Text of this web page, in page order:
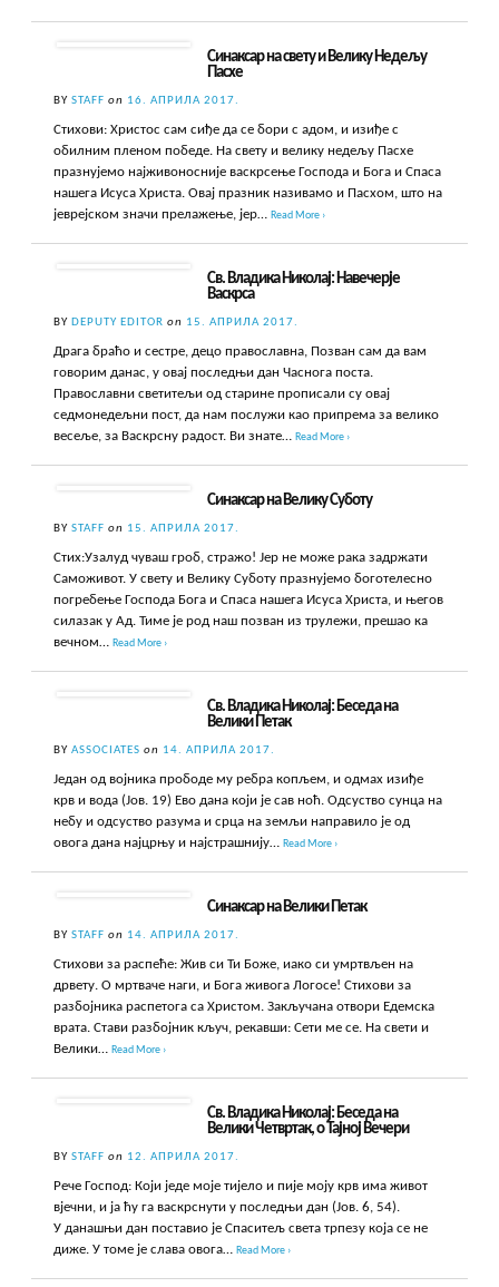
Синаксар на свету и Велику Недељу
Пасхе
BYSTAFF on 16. АПРИЛА 2017.
Стихови: Христос сам сиђе да се бори с адом, и изиђе с
обилним пленом победе. На свету и велику недељу Пасхе
празнујемо најживоносније васкрсење Господа и Бога и Спаса
нашега Исуса Христа. Овај празник називамо и Пасхом, што на
јеврејском значи прелажење, јер…Read More ›
Св. Владика Николај: Навечерје
Васкрса
BYDEPUTY EDITOR on 15. АПРИЛА 2017.
Драга браћо и сестре, децо православна, Позван сам да вам
говорим данас, у овај последњи дан Часнога поста.
Православни светитељи од старине прописали су овај
седмонедељни пост, да нам послужи као припрема за велико
весеље, за Васкрсну радост. Ви знате…Read More ›
Синаксар на Велику Суботу
BYSTAFF on 15. АПРИЛА 2017.
Стих:Узалуд чуваш гроб, стражо! Јер не може рака задржати
Саможивот. У свету и Велику Суботу празнујемо боготелесно
погребење Господа Бога и Спаса нашега Исуса Христа, и његов
силазак у Ад. Тиме је род наш позван из трулежи, прешао ка
вечном…Read More ›
Св. Владика Николај: Беседа на
Велики Петак
BYASSOCIATES on 14. АПРИЛА 2017.
Један од војника прободе му ребра копљем, и одмах изиђе
крв и вода (Јов. 19) Ево дана који је сав ноћ. Одсуство сунца на
небу и одсуство разума и срца на земљи направило је од
овога дана најцрњу и најстрашнију…Read More ›
Синаксар на Велики Петак
BYSTAFF on 14. АПРИЛА 2017.
Стихови за распеће: Жив си Ти Боже, иако си умртвљен на
дрвету. О мртваче наги, и Бога живога Логосе! Стихови за
разбојника распетога са Христом. Закључана отвори Едемска
врата. Стави разбојник кључ, рекавши: Сети ме се. На свети и
Велики…Read More ›
Св. Владика Николај: Беседа на
Велики Четвртак, о Тајној Вечери
BYSTAFF on 12. АПРИЛА 2017.
Рече Господ: Који једе моје тијело и пије моју крв има живот
вјечни, и ја ћу га васкрснути у последњи дан (Јов. 6, 54).
У данашњи дан поставио је Спаситељ света трпезу која се не
диже. У томе је слава овога…Read More ›